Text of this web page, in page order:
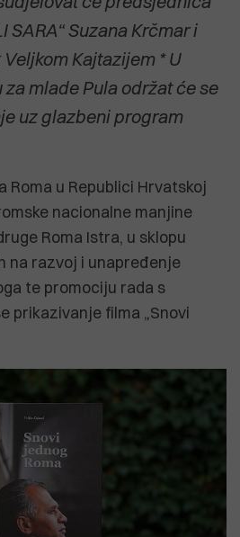
SARA“ Suzana Krčmar i
Kajtazijem * U
mlade Pula održat će se
uz glazbeni program
Roma u Republici Hrvatskoj
nacionalne manjine
Roma Istra, u sklopu
na razvoj i unapređenje
te promociju rada s
prikazivanje filma „Snovi